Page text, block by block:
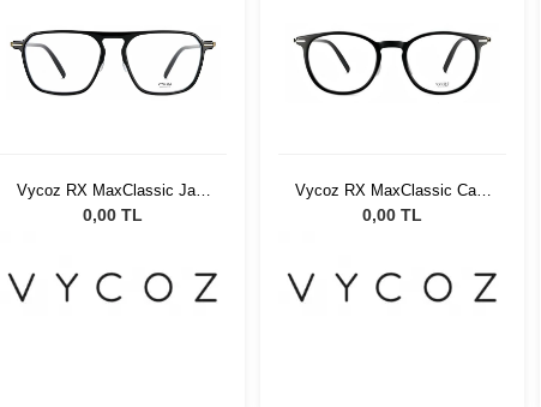
Vycoz RX MaxClassic Jara
SBLK 54
0,00 TL
Vycoz RX MaxClassic Cara
SBLK 51-20 57429
0,00 TL